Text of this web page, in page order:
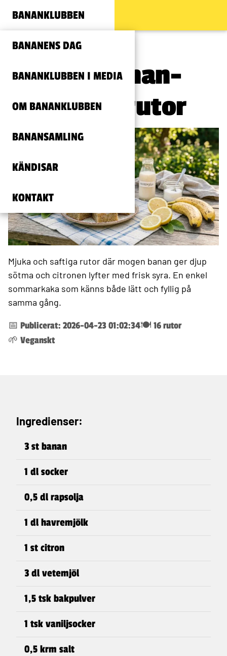
BANANKLUBBEN
BANANENS DAG
BANANKLUBBEN I MEDIA
OM BANANKLUBBEN
BANANSAMLING
KÄNDISAR
KONTAKT
Saftiga banan-
och citronrutor
Mjuka och saftiga rutor där mogen banan ger djup
sötma och citronen lyfter med frisk syra. En enkel
sommarkaka som känns både lätt och fyllig på
samma gång.
📅 Publicerat: 2026-04-23 01:02:34🍽️ 16 rutor
🌱 Veganskt
Ingredienser:
3 st banan
1 dl socker
0,5 dl rapsolja
1 dl havremjölk
1 st citron
3 dl vetemjöl
1,5 tsk bakpulver
1 tsk vaniljsocker
0,5 krm salt